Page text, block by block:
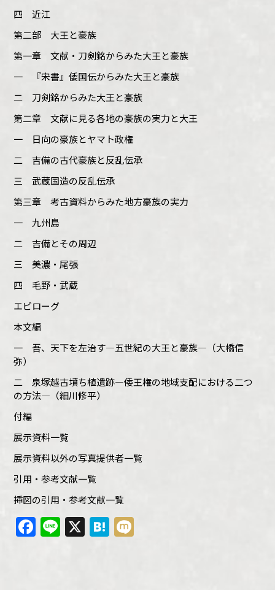
四 近江
第二部 大王と豪族
第一章 文献・刀剣銘からみた大王と豪族
一 『宋書』倭国伝からみた大王と豪族
二 刀剣銘からみた大王と豪族
第二章 文献に見る各地の豪族の実力と大王
一 日向の豪族とヤマト政権
二 吉備の古代豪族と反乱伝承
三 武蔵国造の反乱伝承
第三章 考古資料からみた地方豪族の実力
一 九州島
二 吉備とその周辺
三 美濃・尾張
四 毛野・武蔵
エピローグ
本文編
一 吾、天下を左治す―五世紀の大王と豪族―（大橋信
弥）
二 泉塚越古墳ち植遺跡―倭王権の地域支配における二つ
の方法―（細川修平）
付編
展示資料一覧
展示資料以外の写真提供者一覧
引用・参考文献一覧
挿図の引用・参考文献一覧
Facebook
Line
X Hatena